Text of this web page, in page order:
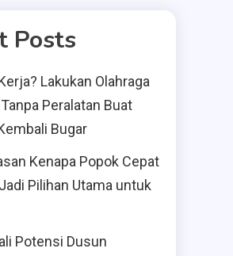
Posts
Lakukan Olahraga
Peralatan Buat
Bugar
Kenapa Popok Cepat
Pilihan Utama untuk
Potensi Dusun